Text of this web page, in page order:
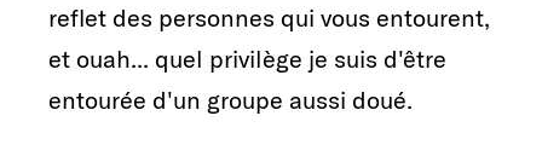
reflet des personnes qui vous entourent,
et ouah... quel privilège je suis d'être
entourée d'un groupe aussi doué.